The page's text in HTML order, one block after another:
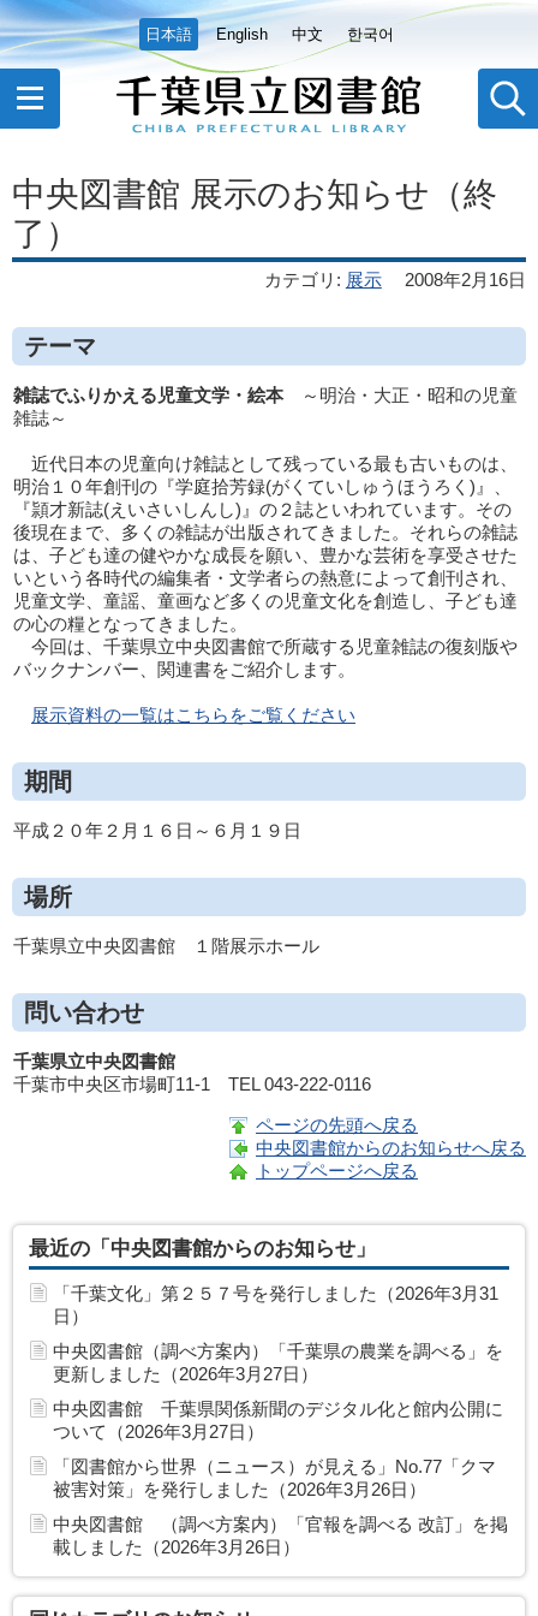
日本語 English 中文 한국어
中央図書館 展示のお知らせ（終
了）
カテゴリ : 展示 2008年2月16日
テーマ
雑誌でふりかえる児童文学・絵本～明治・大正・昭和の児童
雑誌～
近代日本の児童向け雑誌として残っている最も古いものは、
明治１０年創刊の『学庭拾芳録(がくていしゅうほうろく)』、
『頴才新誌(えいさいしんし)』の２誌といわれています。その
後現在まで、多くの雑誌が出版されてきました。それらの雑誌
は、子ども達の健やかな成長を願い、豊かな芸術を享受させた
いという各時代の編集者・文学者らの熱意によって創刊され、
児童文学、童謡、童画など多くの児童文化を創造し、子ども達
の心の糧となってきました。
今回は、千葉県立中央図書館で所蔵する児童雑誌の復刻版や
バックナンバー、関連書をご紹介します。
展示資料の一覧はこちらをご覧ください
期間
平成２０年２月１６日～６月１９日
場所
千葉県立中央図書館 １階展示ホール
問い合わせ
千葉県立中央図書館
千葉市中央区市場町11-1 TEL 043-222-0116
ページの先頭へ戻る
中央図書館からのお知らせへ戻る
トップページへ戻る
最近の「中央図書館からのお知らせ」
「千葉文化」第２５７号を発行しました（2026年3月31
日）
中央図書館（調べ方案内）「千葉県の農業を調べる」を
更新しました（2026年3月27日）
中央図書館 千葉県関係新聞のデジタル化と館内公開に
ついて（2026年3月27日）
「図書館から世界（ニュース）が見える」No.77「クマ
被害対策」を発行しました（2026年3月26日）
中央図書館 （調べ方案内）「官報を調べる 改訂」を掲
載しました（2026年3月26日）